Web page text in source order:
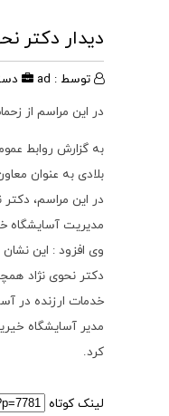
دیدار دکتر
توسط : ad
در این مراسم از
به گزارش روابط
بلادی به عنوان
در این مراسم،
مدیریت آسایشگاه
وی افزود : این
دکتر نحوی نژاد
خدمات ارزنده در
مدیر آسایشگاه
کرد.
لینک کوتاه